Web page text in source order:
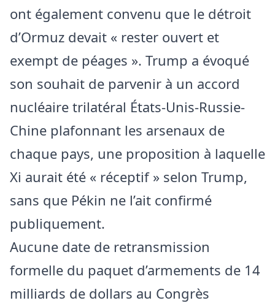
ont également convenu que le détroit
d’Ormuz devait « rester ouvert et
exempt de péages ». Trump a évoqué
son souhait de parvenir à un accord
nucléaire trilatéral États-Unis-Russie-
Chine plafonnant les arsenaux de
chaque pays, une proposition à laquelle
Xi aurait été « réceptif » selon Trump,
sans que Pékin ne l’ait confirmé
publiquement.
Aucune date de retransmission
formelle du paquet d’armements de 14
milliards de dollars au Congrès